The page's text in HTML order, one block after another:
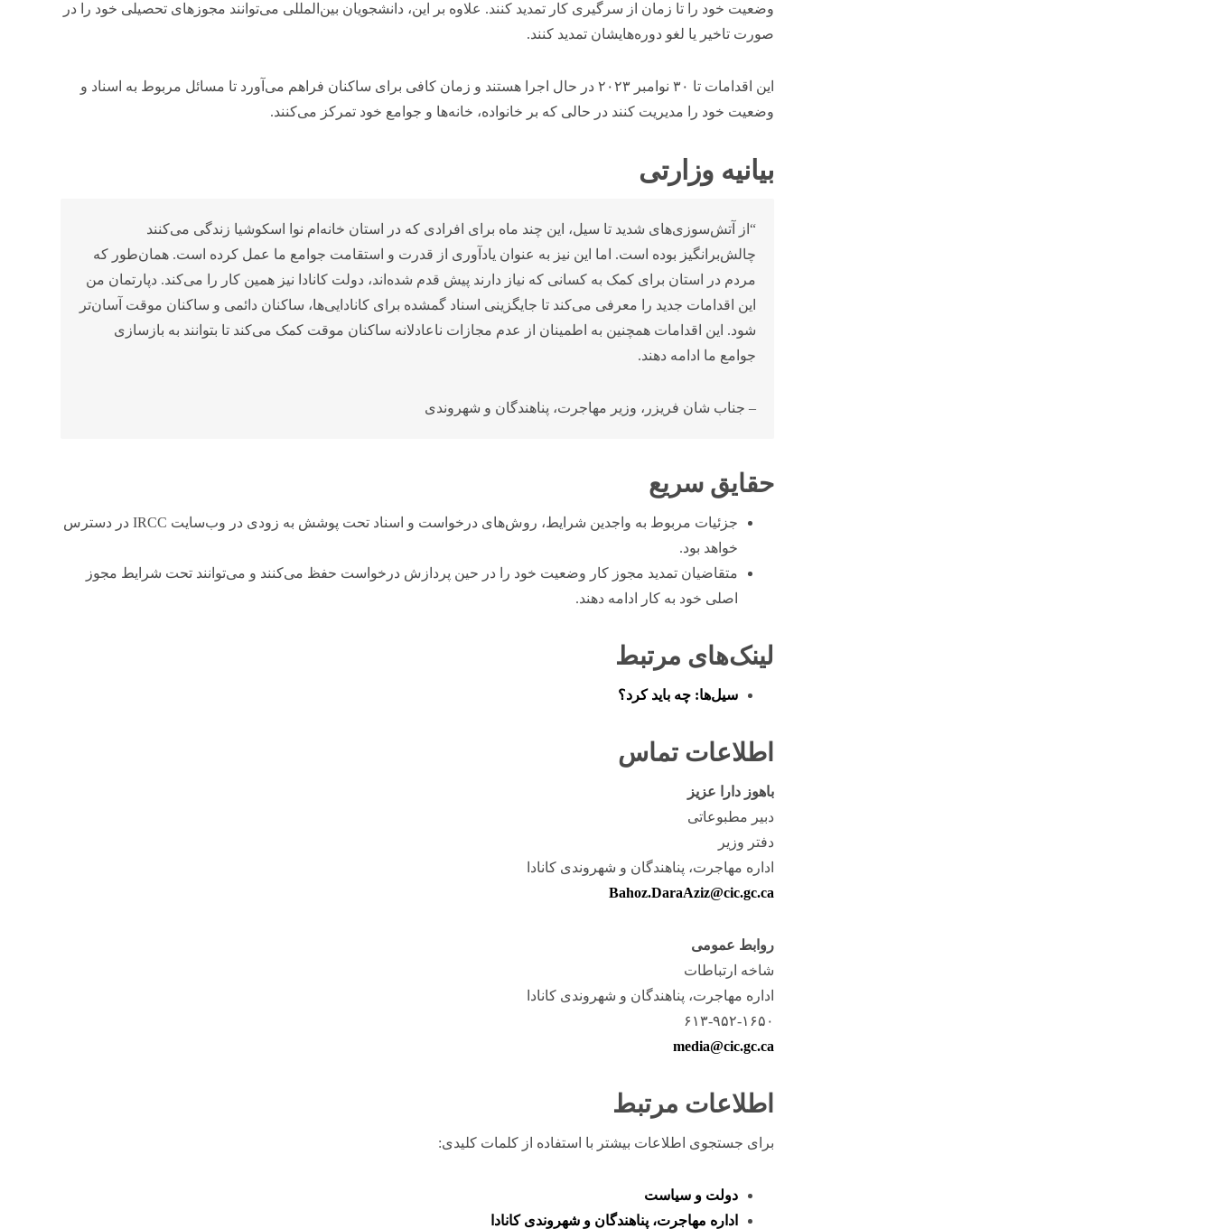
وضعیت خود را تا زمان از سرگیری کار تمدید کنند. علاوه بر این، دانشجویان بین‌المللی می‌توانند مجوزهای تحصیلی خود را در
صورت تاخیر یا لغو دوره‌هایشان تمدید کنند.
این اقدامات تا ۳۰ نوامبر ۲۰۲۳ در حال اجرا هستند و زمان کافی برای ساکنان فراهم می‌آورد تا مسائل مربوط به اسناد و
وضعیت خود را مدیریت کنند در حالی که بر خانواده، خانه‌ها و جوامع خود تمرکز می‌کنند.
بیانیه وزارتی
“از آتش‌سوزی‌های شدید تا سیل، این چند ماه برای افرادی که در استان خانه‌ام نوا اسکوشیا زندگی می‌کنند
چالش‌برانگیز بوده است. اما این نیز به عنوان یادآوری از قدرت و استقامت جوامع ما عمل کرده است. همان‌طور که
مردم در استان برای کمک به کسانی که نیاز دارند پیش قدم شده‌اند، دولت کانادا نیز همین کار را می‌کند. دپارتمان من
این اقدامات جدید را معرفی می‌کند تا جایگزینی اسناد گمشده برای کانادایی‌ها، ساکنان دائمی و ساکنان موقت آسان‌تر
شود. این اقدامات همچنین به اطمینان از عدم مجازات ناعادلانه ساکنان موقت کمک می‌کند تا بتوانند به بازسازی
جوامع ما ادامه دهند.
– جناب شان فریزر، وزیر مهاجرت، پناهندگان و شهروندی
حقایق سریع
جزئیات مربوط به واجدین شرایط، روش‌های درخواست و اسناد تحت پوشش به زودی در وب‌سایت IRCC در دسترس
خواهد بود.
متقاضیان تمدید مجوز کار وضعیت خود را در حین پردازش درخواست حفظ می‌کنند و می‌توانند تحت شرایط مجوز
اصلی خود به کار ادامه دهند.
لینک‌های مرتبط
سیل‌ها: چه باید کرد؟
اطلاعات تماس
باهوز دارا عزیز
دبیر مطبوعاتی
دفتر وزیر
اداره مهاجرت، پناهندگان و شهروندی کانادا
Bahoz.DaraAziz@cic.gc.ca
روابط عمومی
شاخه ارتباطات
اداره مهاجرت، پناهندگان و شهروندی کانادا
۶۱۳-۹۵۲-۱۶۵۰
media@cic.gc.ca
اطلاعات مرتبط
برای جستجوی اطلاعات بیشتر با استفاده از کلمات کلیدی:
دولت و سیاست
اداره مهاجرت، پناهندگان و شهروندی کانادا